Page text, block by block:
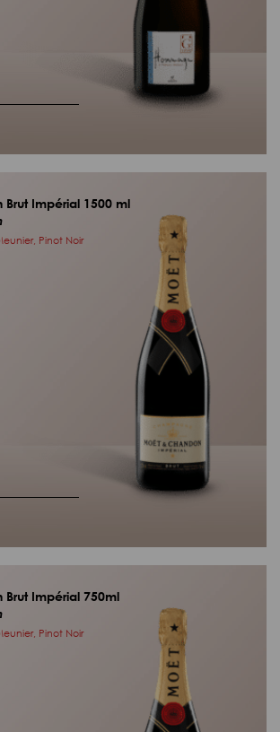
Impérial 1500 ml
Pinot Noir
Impérial 750ml
Pinot Noir